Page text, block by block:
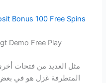
Bonus 100 Free Spins
Demo Free Play
مثل العديد من فتحات
المتطرفة غزل هو في